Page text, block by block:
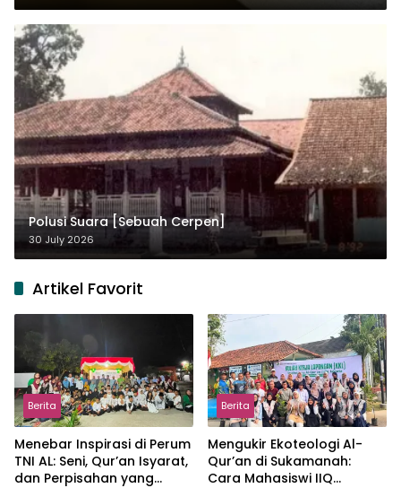
Polusi Suara [Sebuah Cerpen]
30 July 2026
Artikel Favorit
Berita
Menebar Inspirasi di Perum
TNI AL: Seni, Qur’an Isyarat,
dan Perpisahan yang
Berita
Mengukir Ekoteologi Al-
Qur’an di Sukamanah:
Cara Mahasiswi IIQ